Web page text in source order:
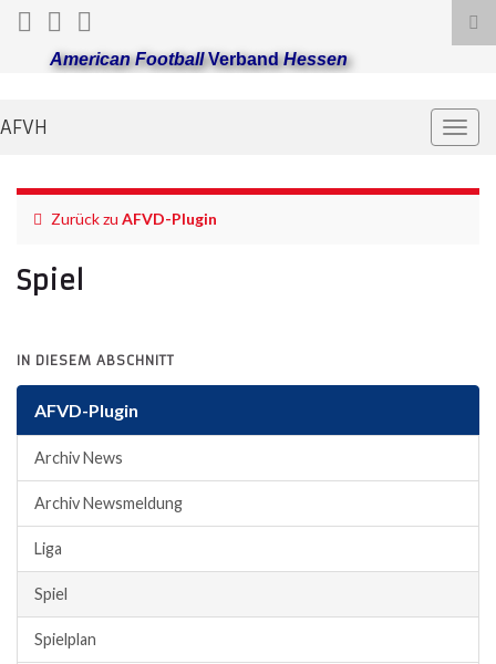
American FootballVerbandHessen
AFVH
Zurück zu AFVD-Plugin
Spiel
IN DIESEM ABSCHNITT
AFVD-Plugin
Archiv News
Archiv Newsmeldung
Liga
Spiel
Spielplan